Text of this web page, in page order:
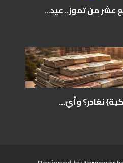
عشر من تموز.. عيد...
نغادر؟ وأيّ...